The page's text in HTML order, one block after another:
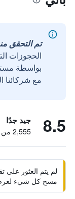
تم التحقق منه
الحجوزات
مع شركائنا
8.5 جيد جدًا
2,555 من التقييمات تم التحقق منها
لم يتم العثور على
مسح كل شيء لعرض